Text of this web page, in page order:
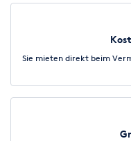
Sie mieten direkt beim